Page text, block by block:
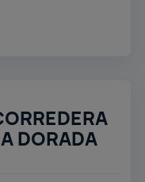
DORADA